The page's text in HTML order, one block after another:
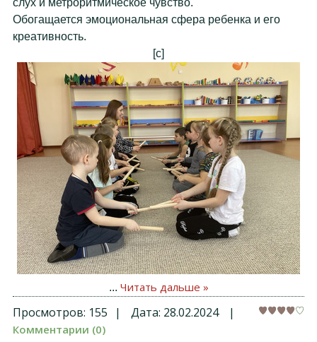
слух и метроритмическое чувство.
Обогащается эмоциональная сфера ребенка и его
креативность.
[c]
... Читать дальше »
Просмотров: 155 | Дата: 28.02.2024 |
Комментарии (0)